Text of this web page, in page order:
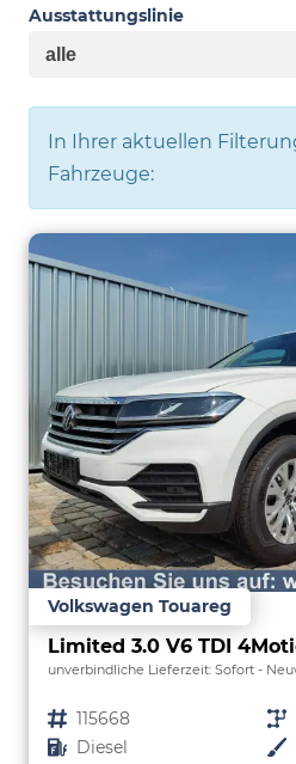
Ausstattungslinie
In Ihrer aktuellen
Fahrzeuge:
Volkswagen Touareg
unverbindliche Lieferzeit: Sofort
Fahrzeugnr. 115668 Getriebe
Kraftstoff Diesel Außenfarbe